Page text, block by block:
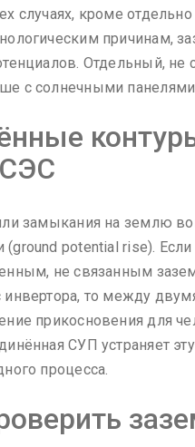
случаях, кроме
причинам,
Отдельный,
с солнечными
замыкания на землю
potential rise).
не связанным
то между
прикосновения для
СУП устраняет
процесса.